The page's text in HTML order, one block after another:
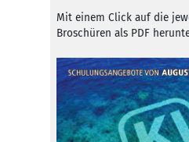
Mit einem Click auf die
Broschüren als PDF